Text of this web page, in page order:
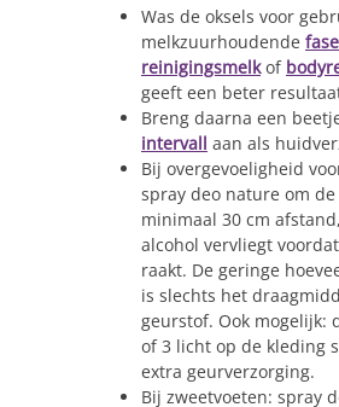
Was de oksels voor
melkzuurhoudende
reinigingsmelkof
geeft een beter
Breng daarna een
intervall aan als
Bij overgevoeligheid
spray deo nature om de
minimaal 30 cm
alcohol vervliegt
raakt. De geringe
is slechts het
geurstof. Ook mogelijk:
of 3 licht op de kleding
extra geurverzorging.
Bij zweetvoeten: spray